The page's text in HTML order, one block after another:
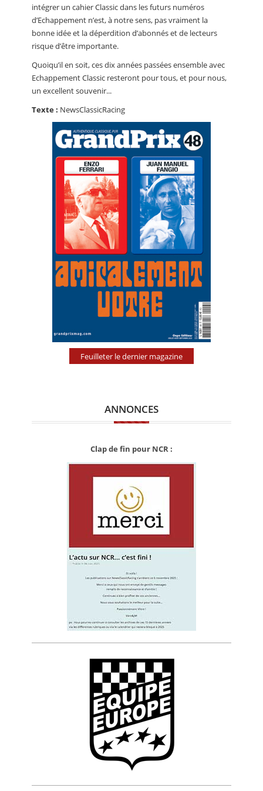
intégrer un cahier Classic dans les futurs numéros
d’Echappement n’est, à notre sens, pas vraiment la
bonne idée et la déperdition d’abonnés et de lecteurs
risque d’être importante.
Quoiqu’il en soit, ces dix années passées ensemble avec
Echappement Classic resteront pour tous, et pour nous,
un excellent souvenir...
Texte : NewsClassicRacing
Feuilleter le dernier magazine
ANNONCES
Clap de fin pour NCR :